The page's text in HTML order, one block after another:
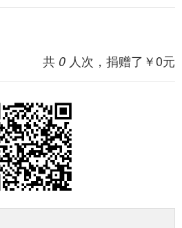
共 0 人次，捐赠了￥0元